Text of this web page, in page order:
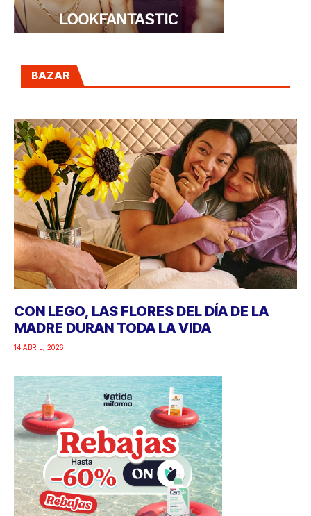
BAZAR
CON LEGO, LAS FLORES DEL DÍA DE LA
MADRE DURAN TODA LA VIDA
14 ABRIL, 2026